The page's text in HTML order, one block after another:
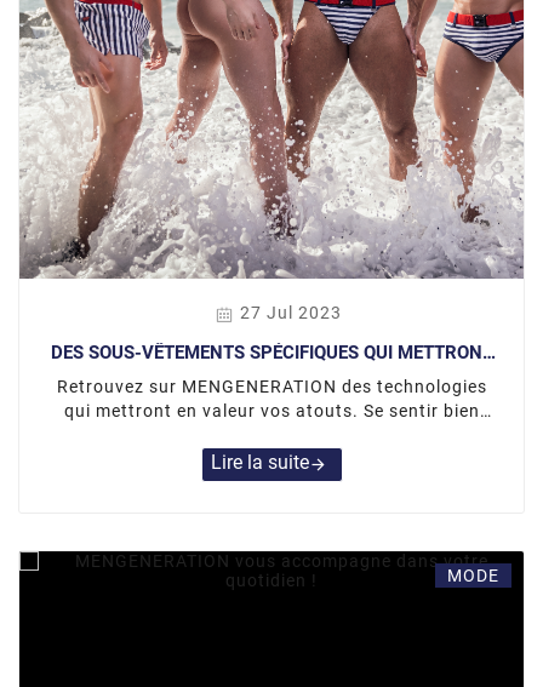
27 Jul 2023
DES SOUS-VÊTEMENTS SPÉCIFIQUES QUI METTRONT
Retrouvez sur MENGENERATION des technologies
qui mettront en valeur vos atouts. Se sentir bien
confort des différents produits. En revanche, cela
passe également par le côté esthétique et visuel des
jockstraps, les slips, les boxers de certaines
marques telles que Cut4Men, ADDICTED, ES
Lire la suitearrow_forward
MODE